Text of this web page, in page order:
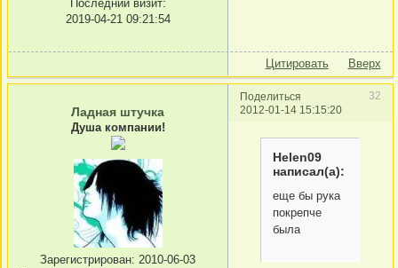
Последний визит:
2019-04-21 09:21:54
Цитировать Вверх
Поделиться
32
2012-01-14 15:15:20
Ладная штучка
Душа компании!
Зарегистрирован: 2010-06-03
Helen09
написал(а):
еще бы рука
покрепче
была